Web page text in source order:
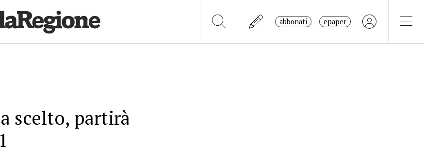
abbonati epaper
scelto, partirà